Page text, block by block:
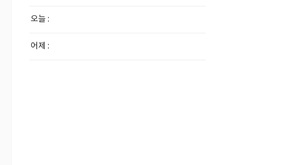
오늘 :
어제 :